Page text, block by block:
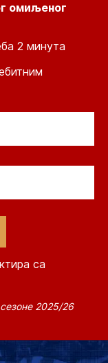
омиљеног
2 минута
са
2025/26